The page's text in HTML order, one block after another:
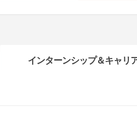
インターンシップ＆キャリ